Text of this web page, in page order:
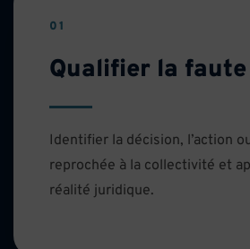
01
Qualifier la faute
Identifier la décision, l’action
reprochée à la collectivité et
réalité juridique.